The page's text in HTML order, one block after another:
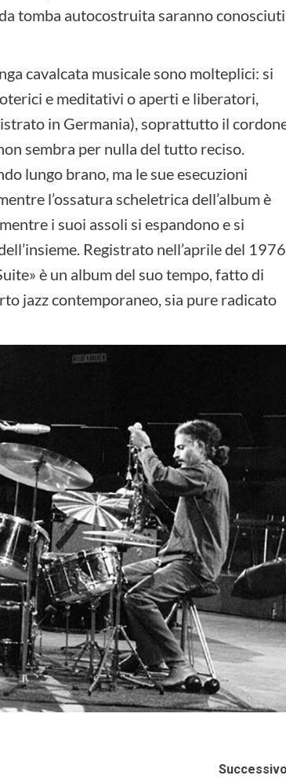
tomba autocostruita saranno conosciuti
cavalcata musicale sono molteplici: si
e meditativi o aperti e liberatori,
in Germania), soprattutto il
sembra per nulla del tutto reciso.
lungo brano, ma le sue esecuzioni
l’ossatura scheletrica dell’album è
i suoi assoli si espandono e si
Registrato nell’aprile del 1976
è un album del suo tempo, fatto di
jazz contemporaneo, sia pure radicato